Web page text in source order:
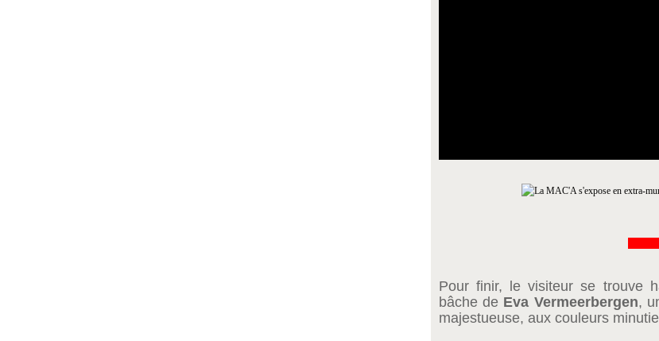
Pour finir, le visiteur se trouve
bâche de Eva Vermeerbergen,
majestueuse, aux couleurs